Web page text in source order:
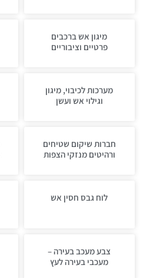
מיגון אש ברכבים
פרטיים וציבוריים
מערכות לכיבוי, מיגון
וגילוי אש ועשן
חברות שיקום שטיחים
ורהיטים מנזקי הצפות
לוח גבס חסין אש
צבע מעכב בעירה –
מעכבי בעירה לעץ